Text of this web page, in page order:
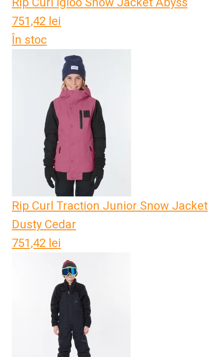
751,42 lei
În stoc
Rip Curl Traction Junior Snow Jacket
Dusty Cedar
751,42 lei